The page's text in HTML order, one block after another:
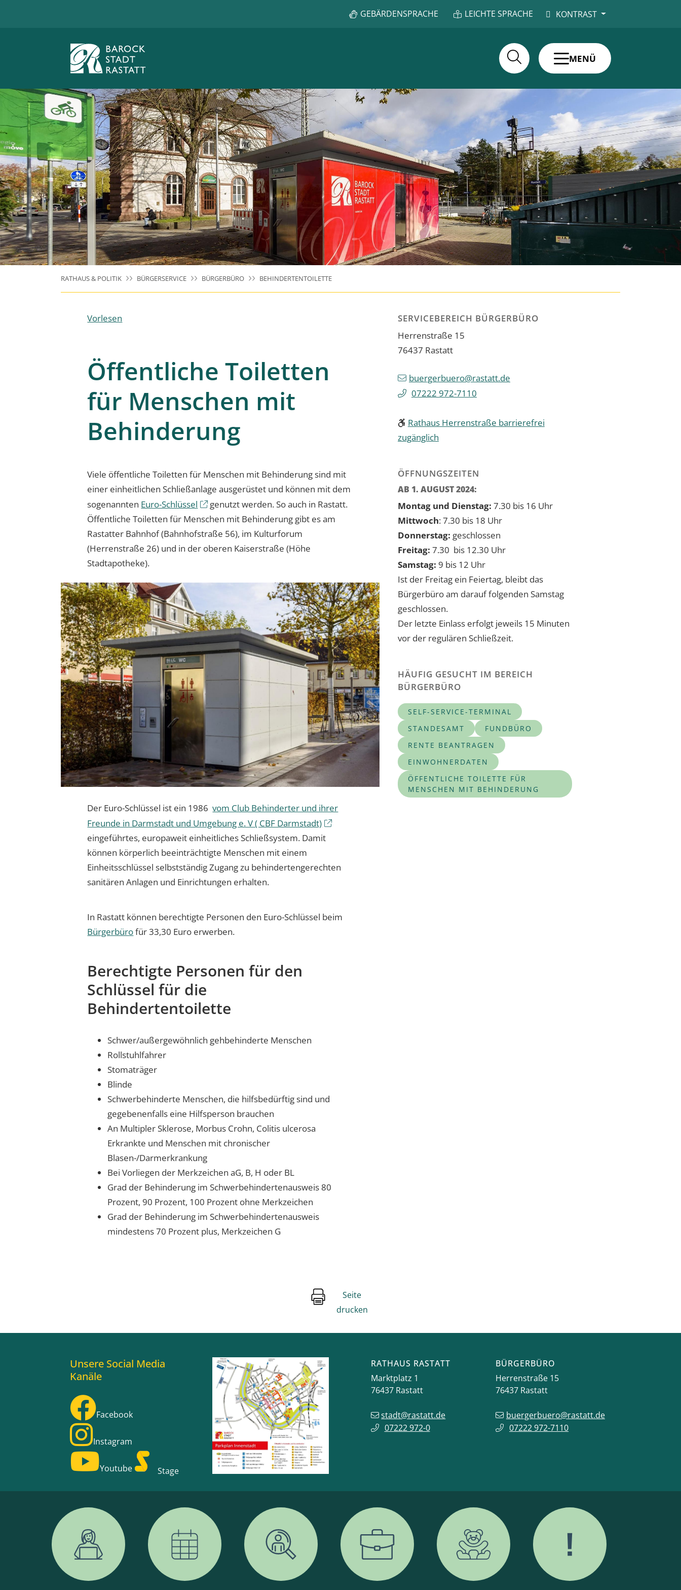
GEBÄRDENSPRACHE LEICHTE SPRACHE KONTRAST
MENÜ
RATHAUS & POLITIK BÜRGERSERVICE BÜRGERBÜRO BEHINDERTENTOILETTE
Vorlesen
Öffentliche Toiletten
für Menschen mit
Behinderung
Viele öffentliche Toiletten für Menschen mit Behinderung sind mit
einer einheitlichen Schließanlage ausgerüstet und können mit dem
sogenannten Euro-Schlüssel
genutzt werden. So auch in Rastatt.
Öffentliche Toiletten für Menschen mit Behinderung gibt es am
Rastatter Bahnhof (Bahnhofstraße 56), im Kulturforum
(Herrenstraße 26) und in der oberen Kaiserstraße (Höhe
Stadtapotheke).
Der Euro-Schlüssel ist ein 1986vom Club Behinderter und ihrer
Freunde in Darmstadt und Umgebung e. V ( CBF Darmstadt)
eingeführtes, europaweit einheitliches Schließsystem. Damit
können körperlich beeinträchtigte Menschen mit einem
Einheitsschlüssel selbstständig Zugang zu behindertengerechten
sanitären Anlagen und Einrichtungen erhalten.
In Rastatt können berechtigte Personen den Euro-Schlüssel beim
Bürgerbürofür 33,30 Euro erwerben.
Berechtigte Personen für den
Schlüssel für die
Behindertentoilette
Schwer/außergewöhnlich gehbehinderte Menschen
Rollstuhlfahrer
Stomaträger
Blinde
Schwerbehinderte Menschen, die hilfsbedürftig sind und
gegebenenfalls eine Hilfsperson brauchen
An Multipler Sklerose, Morbus Crohn, Colitis ulcerosa
Erkrankte und Menschen mit chronischer
Blasen-/Darmerkrankung
Bei Vorliegen der Merkzeichen aG, B, H oder BL
Grad der Behinderung im Schwerbehindertenausweis 80
Prozent, 90 Prozent, 100 Prozent ohne Merkzeichen
Grad der Behinderung im Schwerbehindertenausweis
mindestens 70 Prozent plus, Merkzeichen G
SERVICEBEREICH BÜRGERBÜRO
Herrenstraße 15
76437 Rastatt
buergerbuero@rastatt.de
07222 972-7110
Rathaus Herrenstraße barrierefrei
zugänglich
ÖFFNUNGSZEITEN
AB 1. AUGUST 2024:
Montag und Dienstag: 7.30 bis 16 Uhr
Mittwoch: 7.30 bis 18 Uhr
Donnerstag: geschlossen
Freitag: 7.30 bis 12.30 Uhr
Samstag: 9 bis 12 Uhr
Ist der Freitag ein Feiertag, bleibt das
Bürgerbüro am darauf folgenden Samstag
geschlossen.
Der letzte Einlass erfolgt jeweils 15 Minuten
vor der regulären Schließzeit.
HÄUFIG GESUCHT IM BEREICH
BÜRGERBÜRO
SELF-SERVICE-TERMINAL
STANDESAMT
FUNDBÜRO
RENTE BEANTRAGEN
EINWOHNERDATEN
ÖFFENTLICHE TOILETTE FÜR
MENSCHEN MIT BEHINDERUNG
Seite
drucken
Unsere Social Media
Kanäle
Facebook
Instagram
Youtube Stage
RATHAUS RASTATT
Marktplatz 1
76437 Rastatt
stadt@rastatt.de
07222 972-0
BÜRGERBÜRO
Herrenstraße 15
76437 Rastatt
buergerbuero@rastatt.de
07222 972-7110